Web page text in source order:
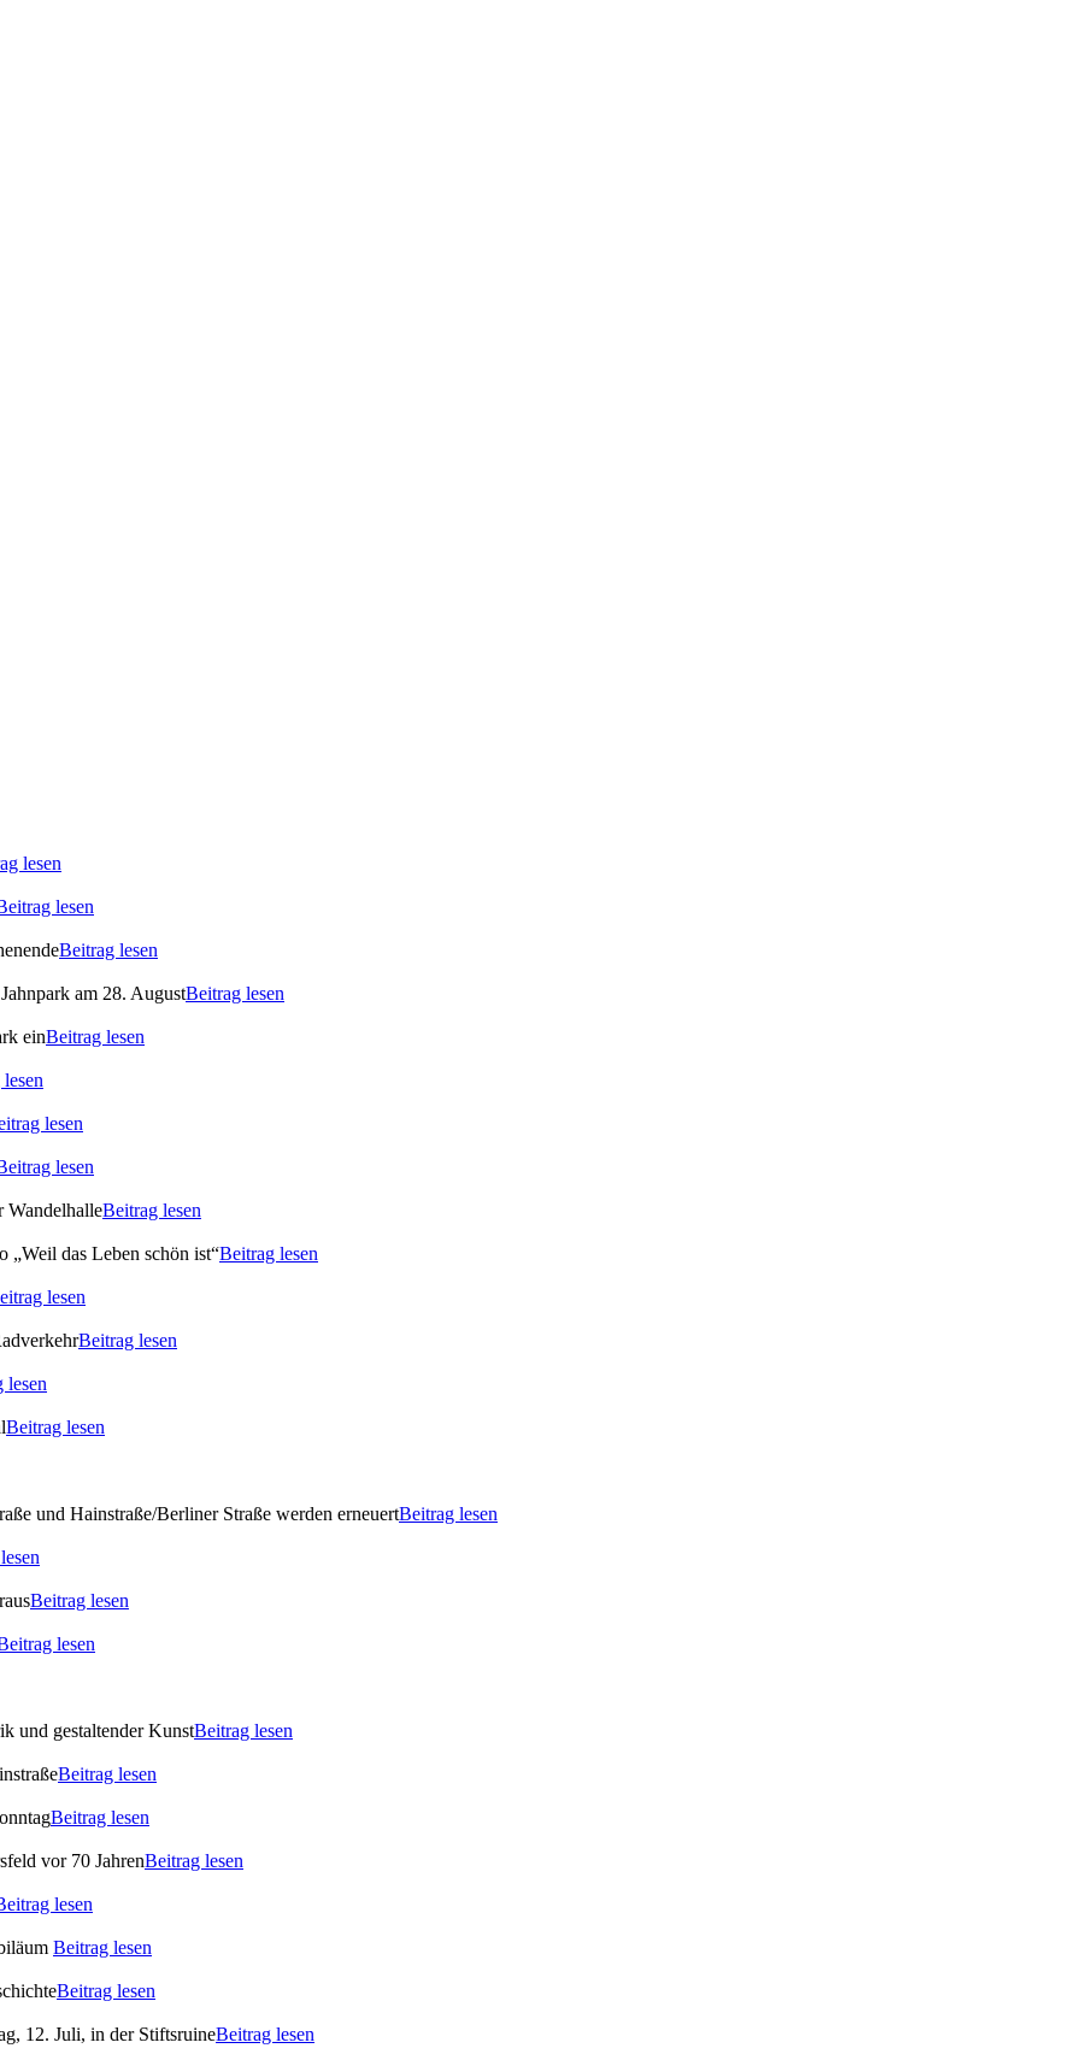
lesen
lesen
Beitrag lesen
am 28. AugustBeitrag lesen
einBeitrag lesen
lesen
lesen
WandelhalleBeitrag lesen
„Weil das Leben schön ist“Beitrag lesen
lesen
Beitrag lesen
lesen
Beitrag lesen
und Hainstraße/Berliner Straße werden erneuertBeitrag lesen
Beitrag lesen
lesen
und gestaltender KunstBeitrag lesen
Beitrag lesen
Beitrag lesen
vor 70 JahrenBeitrag lesen
lesen
Beitrag lesen
Beitrag lesen
12. Juli, in der StiftsruineBeitrag lesen